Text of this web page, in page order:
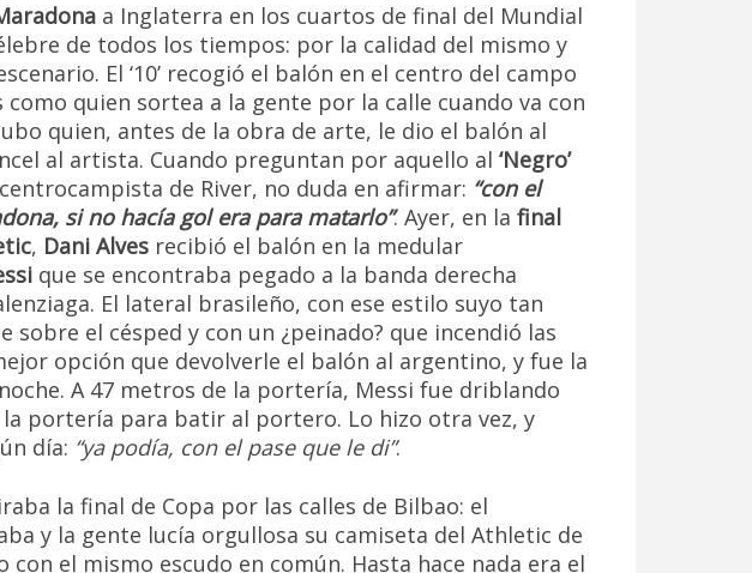
a Inglaterra en los cuartos de final del Mundial
de todos los tiempos: por la calidad del mismo y
El ‘10’ recogió el balón en el centro del campo
quien sortea a la gente por la calle cuando va con
quien, antes de la obra de arte, le dio el balón al
al artista. Cuando preguntan por aquello al ‘Negro’
de River, no duda en afirmar: “con el
si no hacía gol era para matarlo”. Ayer, en la final
, Dani Alves recibió el balón en la medular
que se encontraba pegado a la banda derecha
El lateral brasileño, con ese estilo suyo tan
sobre el césped y con un ¿peinado? que incendió las
opción que devolverle el balón al argentino, y fue la
A 47 metros de la portería, Messi fue driblando
la portería para batir al portero. Lo hizo otra vez, y
día: “ya podía, con el pase que le di”.
la final de Copa por las calles de Bilbao: el
y la gente lucía orgullosa su camiseta del Athletic de
el mismo escudo en común. Hasta hace nada era el